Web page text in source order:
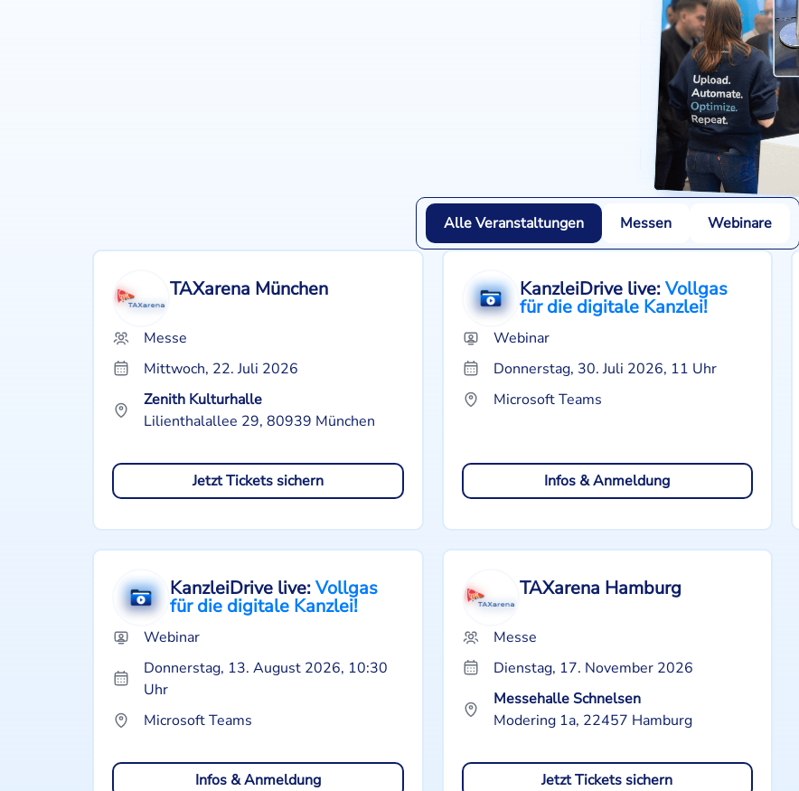
Alle Veranstaltungen Messen Webinare
TAXarena München
Messe
Mittwoch, 22. Juli 2026
Zenith Kulturhalle
Lilienthalallee 29, 80939 München
Jetzt Tickets sichern
KanzleiDrive live:Vollgas
für die digitale Kanzlei!
Webinar
Donnerstag, 30. Juli 2026, 11 Uhr
Microsoft Teams
Infos & Anmeldung
KanzleiDrive live:Vollgas
für die digitale Kanzlei!
Webinar
Donnerstag, 13. August 2026, 10:30
Uhr
Microsoft Teams
Infos & Anmeldung
TAXarena Hamburg
Messe
Dienstag, 17. November 2026
Messehalle Schnelsen
Modering 1a, 22457 Hamburg
Jetzt Tickets sichern